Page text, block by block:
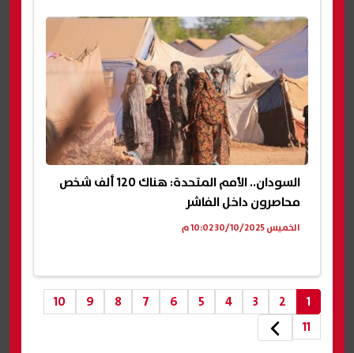
السودان.. الأمم المتحدة: هناك 120 ألف شخص
محاصرون داخل الفاشر
الخميس 30/10/2025 10:02 م
1
2
3
4
5
6
7
8
9
10
11